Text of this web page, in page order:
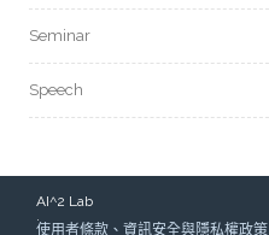
Seminar
Speech
AI^2 Lab
使用者條款、資訊安全與隱私權政策